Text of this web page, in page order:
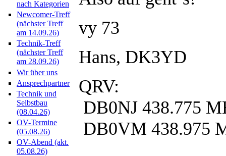
nach Kategorien
Newcomer-Treff
(nächster Treff
am 14.09.26)
Technik-Treff
(nächster Treff
am 28.09.26)
Wir über uns
Ansprechpartner
Technik und
Selbstbau
(08.04.26)
OV-Termine
(05.08.26)
OV-Abend (akt.
05.08.26)
vy 73
Hans, DK3YD
QRV:
DB0NJ 438.775
DB0VM 438.975